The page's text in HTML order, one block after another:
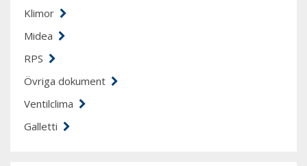
Klimor
Midea
RPS
Övriga dokument
Ventilclima
Galletti